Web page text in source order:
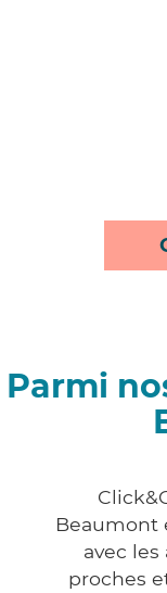
Parmi
Beaumont
avec
proches